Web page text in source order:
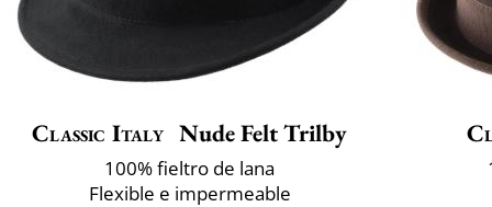
Classic Italy Nude Felt Trilby
100% fieltro de lana
Flexible e impermeable